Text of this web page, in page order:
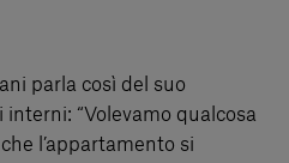
parla così del suo
“Volevamo qualcosa
l’appartamento si